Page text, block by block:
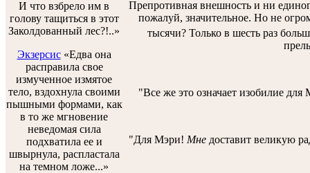
И что взбрело им в
голову тащиться в этот
Заколдованный лес?!..»
Экзерсис«Едва она
расправила свое
измученное измятое
тело, вздохнула своими
пышными формами, как
в то же мгновение
неведомая сила
подхватила ее и
швырнула, распластала
на темном ложе...»
Препротивная внешность и ни
пожалуй, значительное. Но не
тысячи? Только в шесть раз
"Все же это означает изобилие
"Для Мэри! Мне доставит великую